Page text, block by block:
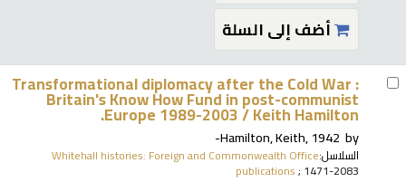
أضف إلى السلة
Transformational diplomacy after the Cold War :
Britain's Know How Fund in post-communist
Europe 1989-2003 /Keith Hamilton.
by
Hamilton, Keith, 1942-
السلاسل:Whitehall histories: Foreign and Commonwealth Office
publications; 1471-2083